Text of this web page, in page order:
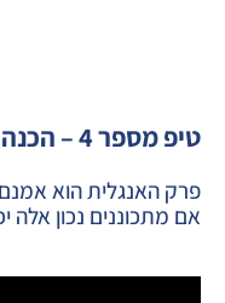
טיפ מספר 4 – הכנה נכונה לפרק האנגלית
אם מתכוננים נכון אלה